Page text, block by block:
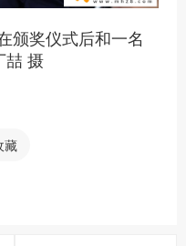
奖仪式后和一名
喆 摄
藏